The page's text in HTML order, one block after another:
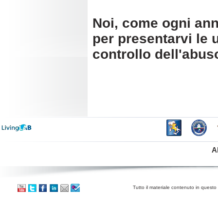
Noi, come ogni
per presentarvi le
controllo
Tutto il materiale contenuto in